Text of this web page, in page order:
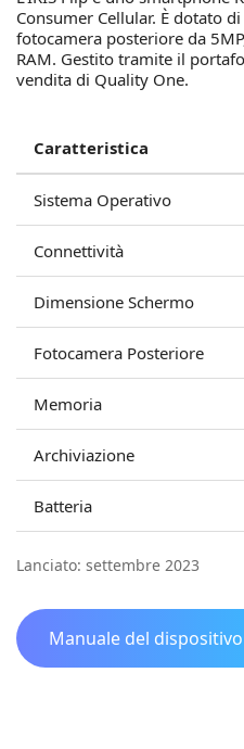
Consumer Cellular. È dotato
fotocamera posteriore da
RAM. Gestito tramite il
vendita di Quality One.
Caratteristica
Sistema Operativo
Connettività
Dimensione Schermo
Fotocamera Posteriore
Memoria
Archiviazione
Batteria
Lanciato: settembre 2023
Manuale del dispositivo